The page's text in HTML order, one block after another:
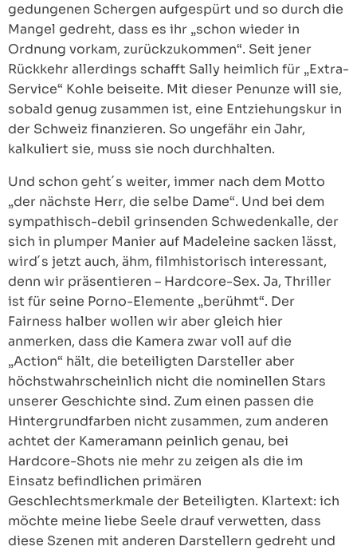
gedungenen Schergen aufgespürt und so durch die
Mangel gedreht, dass es ihr „schon wieder in
Ordnung vorkam, zurückzukommen“. Seit jener
Rückkehr allerdings schafft Sally heimlich für „Extra-
Service“ Kohle beiseite. Mit dieser Penunze will sie,
sobald genug zusammen ist, eine Entziehungskur in
der Schweiz finanzieren. So ungefähr ein Jahr,
kalkuliert sie, muss sie noch durchhalten.
Und schon geht´s weiter, immer nach dem Motto
„der nächste Herr, die selbe Dame“. Und bei dem
sympathisch-debil grinsenden Schwedenkalle, der
sich in plumper Manier auf Madeleine sacken lässt,
wird´s jetzt auch, ähm, filmhistorisch interessant,
denn wir präsentieren – Hardcore-Sex. Ja, Thriller
ist für seine Porno-Elemente „berühmt“. Der
Fairness halber wollen wir aber gleich hier
anmerken, dass die Kamera zwar voll auf die
„Action“ hält, die beteiligten Darsteller aber
höchstwahrscheinlich nicht die nominellen Stars
unserer Geschichte sind. Zum einen passen die
Hintergrundfarben nicht zusammen, zum anderen
achtet der Kameramann peinlich genau, bei
Hardcore-Shots nie mehr zu zeigen als die im
Einsatz befindlichen primären
Geschlechtsmerkmale der Beteiligten. Klartext: ich
möchte meine liebe Seele drauf verwetten, dass
diese Szenen mit anderen Darstellern gedreht und